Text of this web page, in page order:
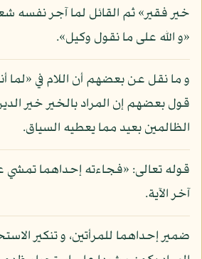
خير فقير» ثم القائل لما آجر نفسه
«و الله على ما نقول وكيل».
و ما نقل عن بعضهم أن اللام في «لما
قول بعضهم إن المراد بالخير خير
الظالمين بعيد مما يعطيه السياق.
قوله تعالى: «فجاءته إحداهما تمشي
آخر الآية.
ضمير إحداهما للمرأتين، و تنكير